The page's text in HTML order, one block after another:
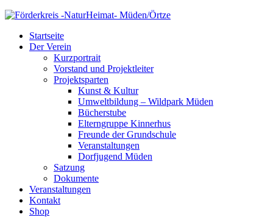
Startseite
Der Verein
Kurzportrait
Vorstand und Projektleiter
Projektsparten
Kunst & Kultur
Umweltbildung – Wildpark Müden
Bücherstube
Elterngruppe Kinnerhus
Freunde der Grundschule
Veranstaltungen
Dorfjugend Müden
Satzung
Dokumente
Veranstaltungen
Kontakt
Shop